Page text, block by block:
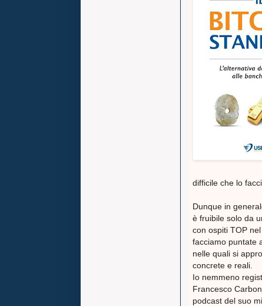
difficile che lo
Dunque in
è fruibile solo da
con ospiti TOP
facciamo puntate
nelle quali si
concrete e reali.
Io nemmeno
Francesco
podcast del suo